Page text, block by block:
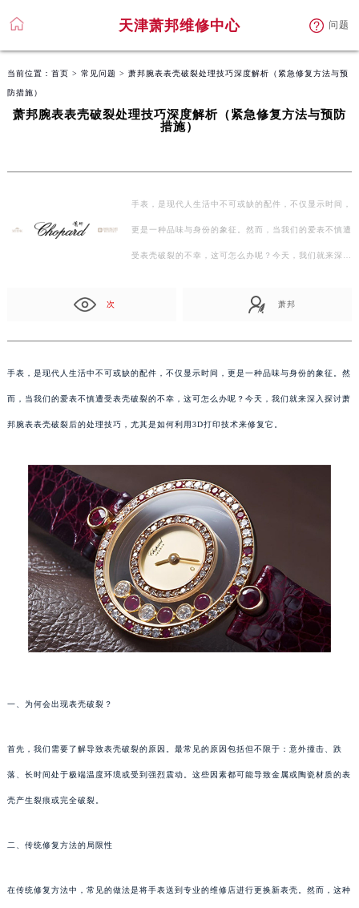
天津萧邦维修中心 问题
当前位置： 首页 > 常见问题 > 萧邦腕表表壳破裂处理技巧深度解析（紧急修复方法与预
防措施）
萧邦腕表表壳破裂处理技巧深度解析（紧急修复方法与预防
措施）
手表，是现代人生活中不可或缺的配件，不仅显示时间，
更是一种品味与身份的象征。然而，当我们的爱表不慎遭
受表壳破裂的不幸，这可怎么办呢？今天，我们就来深入
次 萧邦
手表，是现代人生活中不可或缺的配件，不仅显示时间，更是一种品味与身份的象征。然
而，当我们的爱表不慎遭受表壳破裂的不幸，这可怎么办呢？今天，我们就来深入探讨萧
邦腕表表壳破裂后的处理技巧，尤其是如何利用3D打印技术来修复它。
一、为何会出现表壳破裂？
首先，我们需要了解导致表壳破裂的原因。最常见的原因包括但不限于：意外撞击、跌
落、长时间处于极端温度环境或受到强烈震动。这些因素都可能导致金属或陶瓷材质的表
壳产生裂痕或完全破裂。
二、传统修复方法的局限性
在传统修复方法中，常见的做法是将手表送到专业的维修店进行更换新表壳。然而，这种